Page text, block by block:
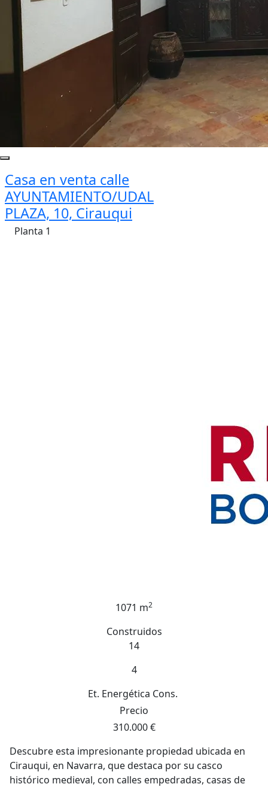
Casa en venta calle
AYUNTAMIENTO/UDAL
PLAZA, 10, Cirauqui
Planta 1
1071 m2
Construidos
14
4
Et. Energética Cons.
Precio
310.000 €
Descubre esta impresionante propiedad ubicada en
Cirauqui, en Navarra, que destaca por su casco
histórico medieval, con calles empedradas, casas de